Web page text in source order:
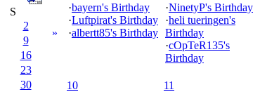
S
2
9
16
23
30
»
·bayern's Birthday
·Luftpirat's Birthday
·albertt85's Birthday
·NinetyP's Birthday
·heli tueringen's
Birthday
·cOpTeR135's
Birthday
10
11